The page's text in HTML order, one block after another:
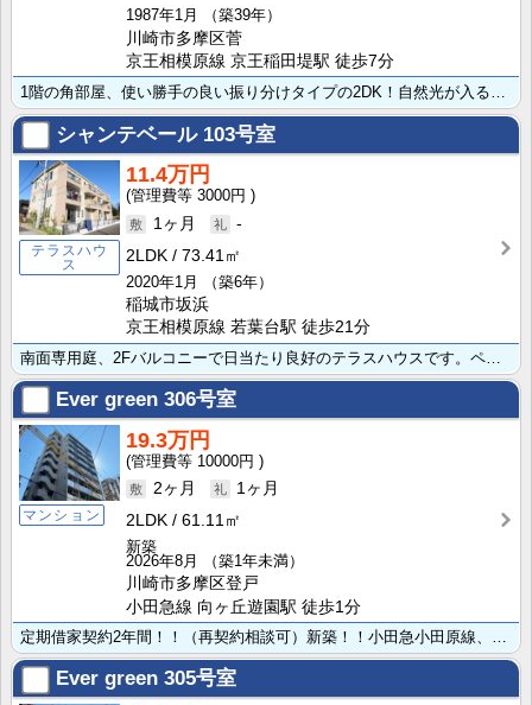
1987年1月
（築39年）
川崎市多摩区菅
京王相模原線 京王稲田堤駅 徒歩7分
シャンテベール 103号室
テラスハウ
ス
11.4万円
3000円
1ヶ月
-
2LDK
73.41㎡
2020年1月
（築6年）
稲城市坂浜
京王相模原線 若葉台駅 徒歩21分
Ever green 306号室
マンション
19.3万円
10000円
2ヶ月
1ヶ月
2LDK
61.11㎡
新築
2026年8月
（築1年未満）
川崎市多摩区登戸
小田急線 向ヶ丘遊園駅 徒歩1分
定期借家契約2年間！！（再契約相談可）新築！！小田急小田原線、向ヶ丘遊園駅より徒歩1分、駅近で通勤や･･･
Ever green 305号室